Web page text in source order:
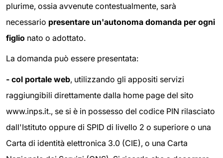
plurime, ossia avvenute contestualmente, sarà
necessario presentare un'autonoma domanda per ogni
figlio nato o adottato.
La domanda può essere presentata:
- col portale web, utilizzando gli appositi servizi
raggiungibili direttamente dalla home page del sito
www.inps.it., se si è in possesso del codice PIN rilasciato
dall'Istituto oppure di SPID di livello 2 o superiore o una
Carta di identità elettronica 3.0 (CIE), o una Carta